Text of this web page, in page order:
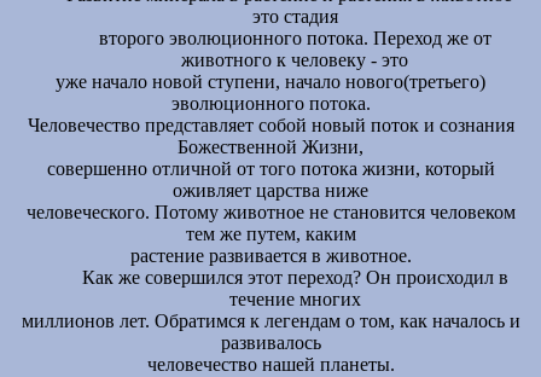
это стадия
второго эволюционного потока. Переход же от
животного к человеку - это
уже начало новой ступени, начало нового(третьего)
эволюционного потока.
Человечество представляет собой новый поток и сознания
Божественной Жизни,
совершенно отличной от того потока жизни, который
оживляет царства ниже
человеческого. Потому животное не становится человеком
тем же путем, каким
растение развивается в животное.
Как же совершился этот переход? Он происходил в
течение многих
миллионов лет. Обратимся к легендам о том, как началось и
развивалось
человечество нашей планеты.